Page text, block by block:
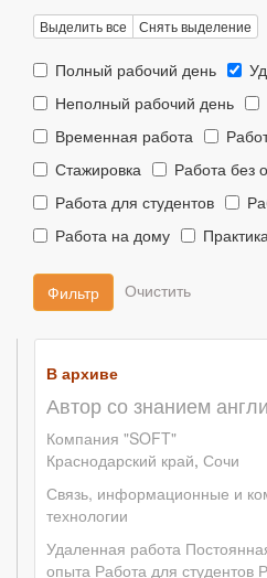
Выделить все Снять выделение
Тип
Полный рабочий день
Тип
Неполный рабочий день
Тип
Временная работа
Тип
Тип
Стажировка
Тип
занятости::
Работа без
Тип
Работа для студентов
Тип
Работа на дому
Тип
Фильтр
В архиве
Автор со знанием
Компания "SOFT"
Краснодарский край, Сочи
Связь, информационные и
технологии
Удаленная работа
опыта Работа для студентов